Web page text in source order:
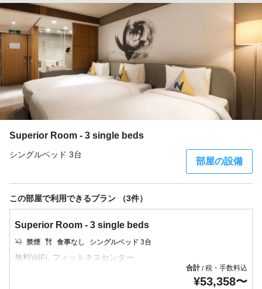
Superior Room - 3 single beds
シングルベッド 3台
部屋の設備
この部屋で利用できるプラン （3件）
Superior Room - 3 single beds
禁煙 食事なし シングルベッド 3台
合計/税・手数料込
¥53,358〜